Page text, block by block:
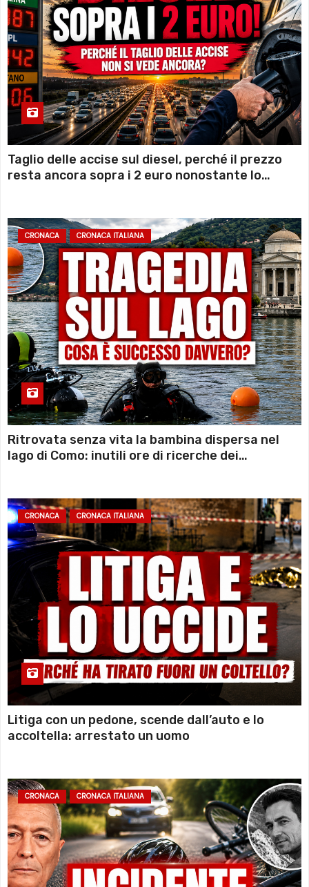
Taglio delle accise sul diesel, perché il prezzo
resta ancora sopra i 2 euro nonostante lo
CRONACA CRONACA ITALIANA
Ritrovata senza vita la bambina dispersa nel
lago di Como: inutili ore di ricerche dei
CRONACA CRONACA ITALIANA
Litiga con un pedone, scende dall’auto e lo
accoltella: arrestato un uomo
CRONACA CRONACA ITALIANA